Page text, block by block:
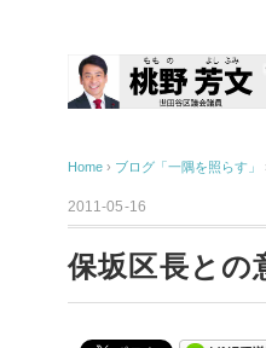
Home › ブログ「一隅を照らす」
2011-05-16
保坂区長との